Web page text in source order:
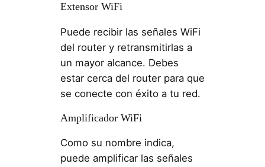
Extensor WiFi
Puede recibir las señales WiFi
del router y retransmitirlas a
un mayor alcance. Debes
estar cerca del router para que
se conecte con éxito a tu red.
Amplificador WiFi
Como su nombre indica,
puede amplificar las señales